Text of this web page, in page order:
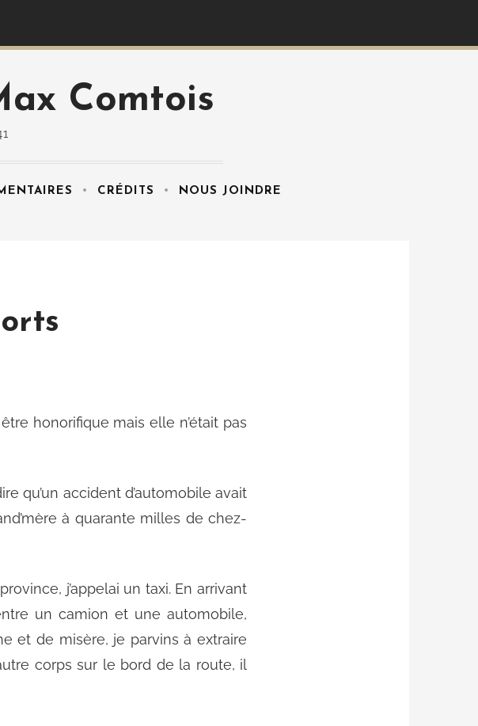
Comtois
CRÉDITS NOUS JOINDRE
honorifique mais elle n’était pas
qu’un accident d’automobile avait
à quarante milles de chez-
j’appelai un taxi. En arrivant
un camion et une automobile,
et de misère, je parvins à extraire
corps sur le bord de la route, il